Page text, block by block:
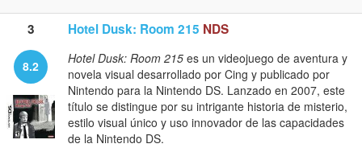
3 Hotel Dusk: Room 215 NDS
8.2 Hotel Dusk: Room 215 es un videojuego de aventura y
novela visual desarrollado por Cing y publicado por
Nintendo para la Nintendo DS. Lanzado en 2007, este
título se distingue por su intrigante historia de misterio,
estilo visual único y uso innovador de las capacidades
de la Nintendo DS.